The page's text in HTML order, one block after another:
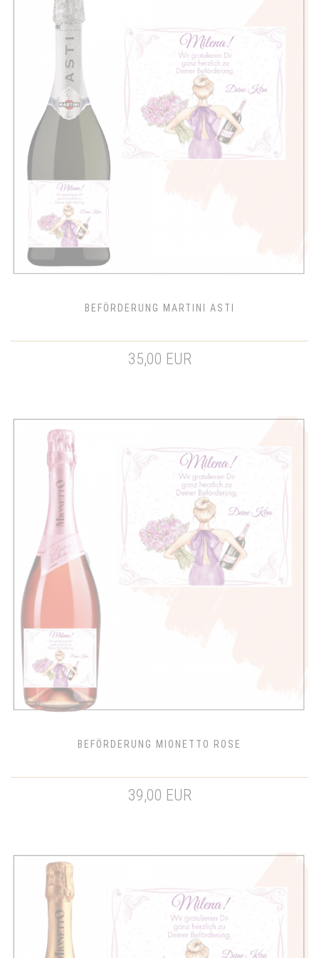
BEFÖRDERUNG MARTINI ASTI
35,00 EUR
BEFÖRDERUNG MIONETTO ROSE
39,00 EUR